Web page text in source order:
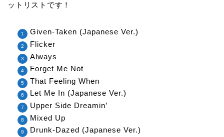
ットリストです！
Given-Taken (Japanese Ver.)
Flicker
Always
Forget Me Not
That Feeling When
Let Me In (Japanese Ver.)
Upper Side Dreamin’
Mixed Up
Drunk-Dazed (Japanese Ver.)